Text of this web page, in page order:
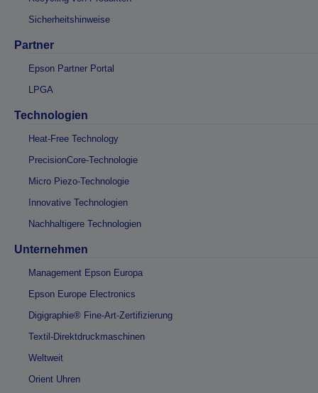
Sicherheitshinweise
Partner
Epson Partner Portal
LPGA
Technologien
Heat-Free Technology
PrecisionCore-Technologie
Micro Piezo-Technologie
Innovative Technologien
Nachhaltigere Technologien
Unternehmen
Management Epson Europa
Epson Europe Electronics
Digigraphie® Fine-Art-Zertifizierung
Textil-Direktdruckmaschinen
Weltweit
Orient Uhren